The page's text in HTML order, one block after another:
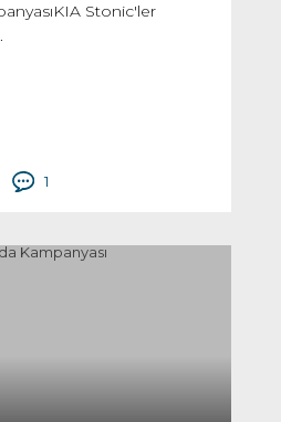
Stonic'ler
1